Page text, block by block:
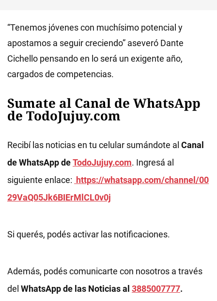
“Tenemos jóvenes con muchísimo potencial y
apostamos a seguir creciendo” aseveró Dante
Cichello pensando en lo será un exigente año,
cargados de competencias.
Sumate al Canal de WhatsApp
de TodoJujuy.com
Recibí las noticias en tu celular sumándote al Canal
de WhatsApp deTodoJujuy.com. Ingresá al
siguiente enlace: https://whatsapp.com/channel/00
29VaQ05Jk6BIErMlCL0v0j
Si querés, podés activar las notificaciones.
Además, podés comunicarte con nosotros a través
del WhatsApp de las Noticias al 3885007777.